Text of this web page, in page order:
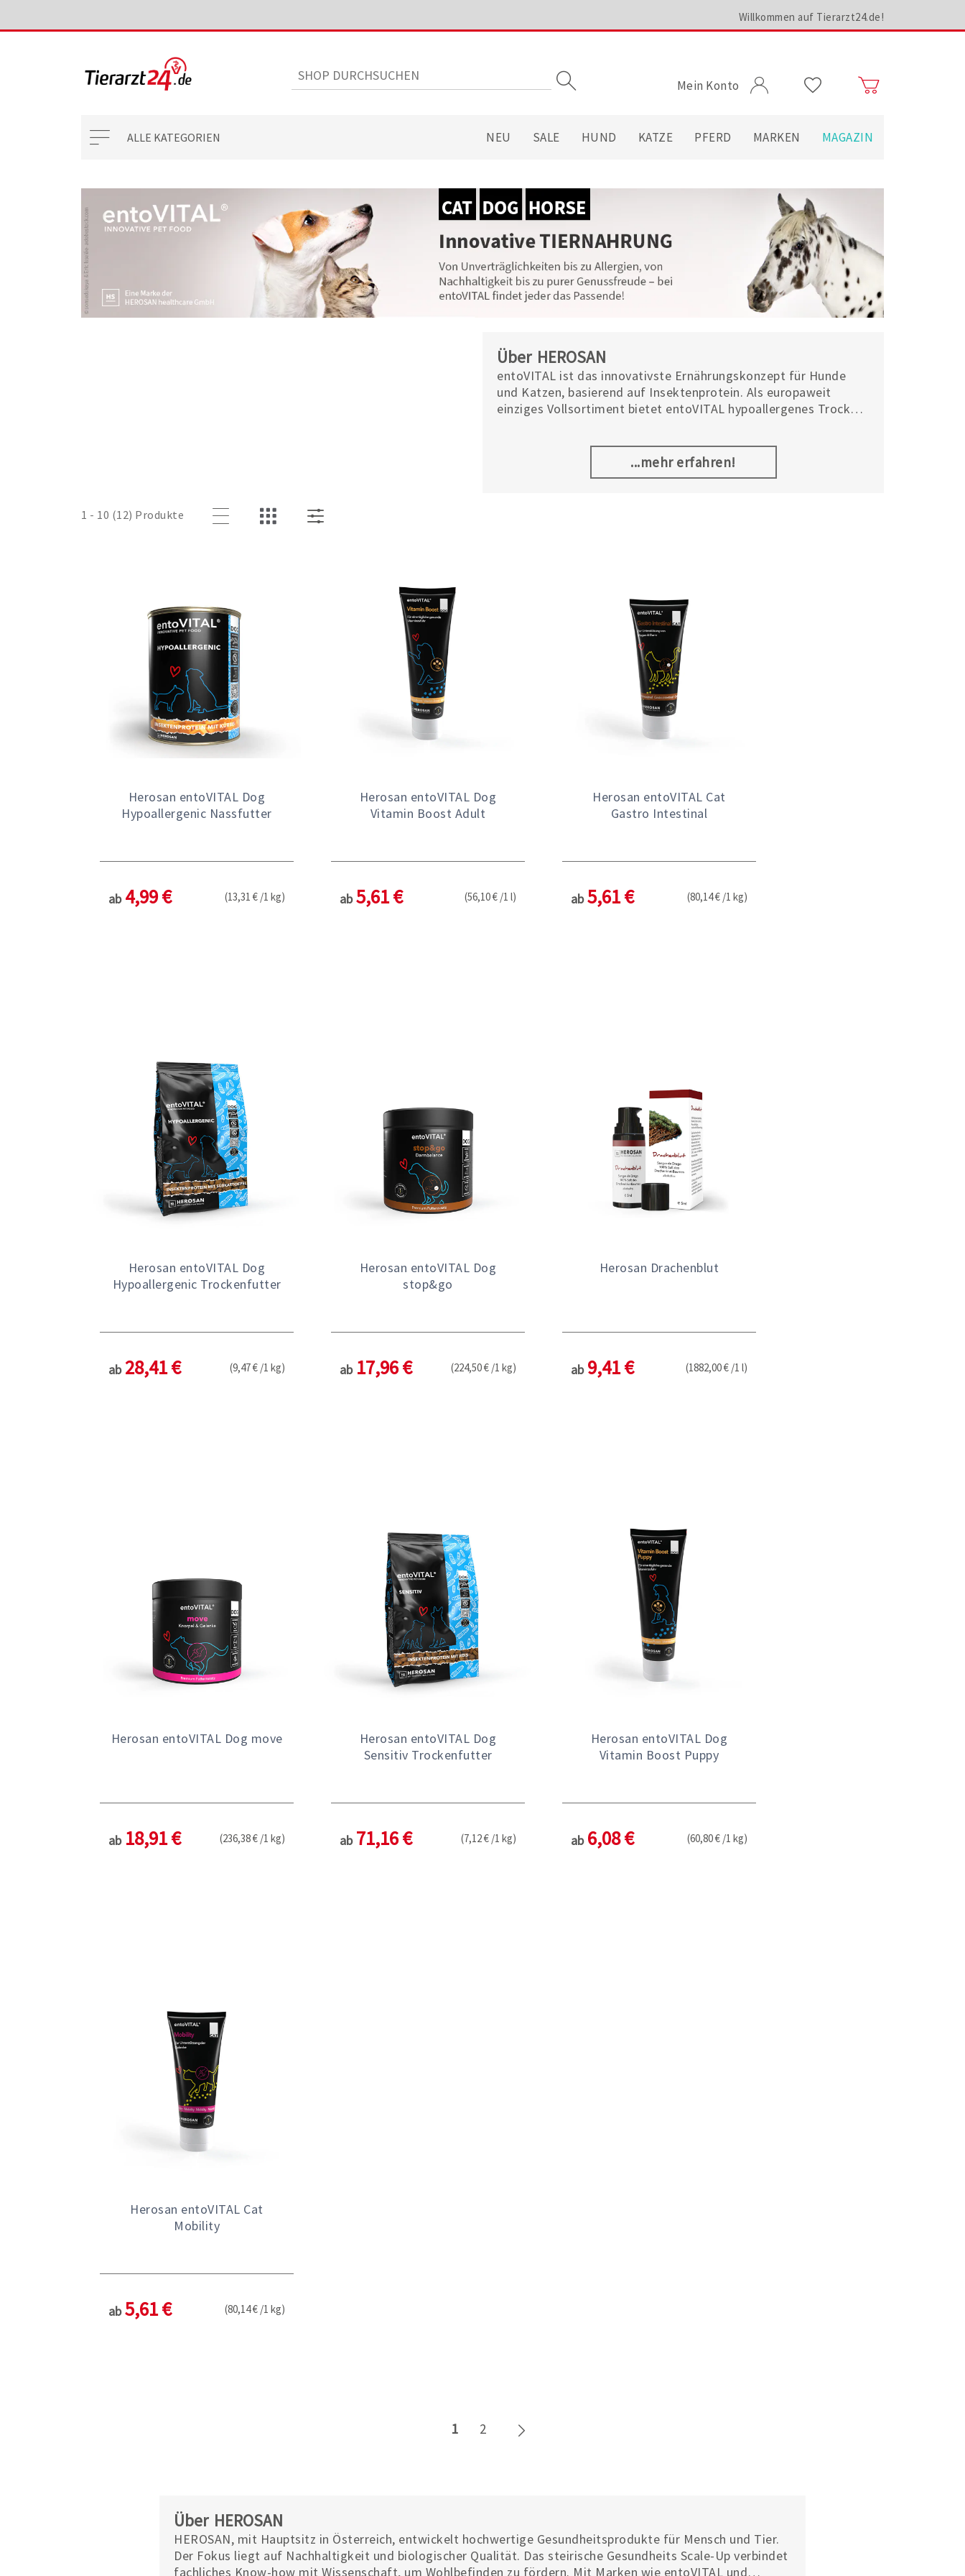
Willkommen auf Tierarzt24.de!
Mein Konto
ALLE KATEGORIEN NEU SALE HUND KATZE PFERD MARKEN MAGAZIN
Über HEROSAN
entoVITAL ist das innovativste Ernährungskonzept für Hunde
und Katzen, basierend auf Insektenprotein. Als europaweit
einziges Vollsortiment bietet entoVITAL hypoallergenes Trocken-
tierischen Proteinquellen. Die Produkte zeichnen sich durch
hervorragende Verträglichkeit aus und eignen sich besonders für
Tiere mit Futtermittelunverträglichkeiten oder Allergien.
...mehr erfahren!
1 - 10 (12) Produkte
Herosan entoVITAL Dog
Hypoallergenic Nassfutter
ab 4,99 € (13,31 € /1 kg)
Herosan entoVITAL Dog
Vitamin Boost Adult
ab 5,61 € (56,10 € /1 l)
Herosan entoVITAL Cat
Gastro Intestinal
ab 5,61 € (80,14 € /1 kg)
Herosan entoVITAL Dog
Hypoallergenic Trockenfutter
ab 28,41 € (9,47 € /1 kg)
Herosan entoVITAL Dog
stop&go
ab 17,96 € (224,50 € /1 kg)
Herosan Drachenblut
ab 9,41 € (1882,00 € /1 l)
Herosan entoVITAL Dog move
ab 18,91 € (236,38 € /1 kg)
Herosan entoVITAL Dog
Sensitiv Trockenfutter
ab 71,16 € (7,12 € /1 kg)
Herosan entoVITAL Dog
Vitamin Boost Puppy
ab 6,08 € (60,80 € /1 kg)
Herosan entoVITAL Cat
Mobility
ab 5,61 € (80,14 € /1 kg)
1 2 Weiter
Über HEROSAN
HEROSAN, mit Hauptsitz in Österreich, entwickelt hochwertige Gesundheitsprodukte für Mensch und Tier.
Der Fokus liegt auf Nachhaltigkeit und biologischer Qualität. Das steirische Gesundheits Scale-Up verbindet
fachliches Know-how mit Wissenschaft, um Wohlbefinden zu fördern. Mit Marken wie entoVITAL und